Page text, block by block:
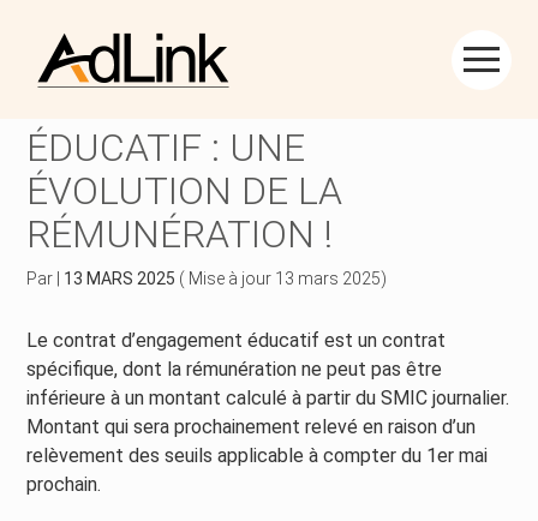
Aller
au
Créer et reprendre une activité
Piloter votre entreprise
Développer votre entreprise
Construire votre patrimoine
Piloter votre gestion
Suivre votre comptabilité
Gérer vos ressources humaines
Dématérialiser vos documents
ÉDUCATIF : UNE
ÉVOLUTION DE LA
RÉMUNÉRATION !
Par 13 MARS 2025 ( Mise à jour 13 mars 2025)
Le contrat d’engagement éducatif est un contrat
spécifique, dont la rémunération ne peut pas être
inférieure à un montant calculé à partir du SMIC journalier.
Montant qui sera prochainement relevé en raison d’un
relèvement des seuils applicable à compter du 1er mai
prochain.